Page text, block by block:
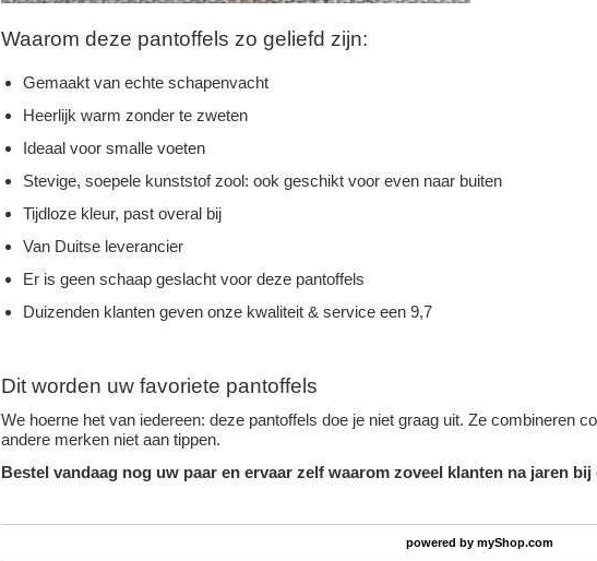
Waarom deze pantoffels zo geliefd zijn:
Gemaakt van echte schapenvacht
Heerlijk warm zonder te zweten
Ideaal voor smalle voeten
Stevige, soepele kunststof zool: ook geschikt voor even naar buiten
Tijdloze kleur, past overal bij
Van Duitse leverancier
Er is geen schaap geslacht voor deze pantoffels
Duizenden klanten geven onze kwaliteit & service een 9,7
Dit worden uw favoriete pantoffels
We hoerne het van iedereen: deze pantoffels doe je niet graag uit. Ze combineren
andere merken niet aan tippen.
Bestel vandaag nog uw paar en ervaar zelf waarom zoveel klanten na jaren
powered bymyShop.com